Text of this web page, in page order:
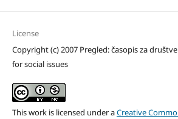
License
Copyright (c) 2007 Pregled: časopis za
for social issues
This work is licensed under aCreative